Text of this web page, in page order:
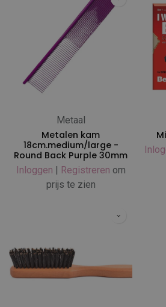
Metaal
Metalen kam
18cm.medium/large -
Round Back Purple 30mm
Inloggen | Registreren om
prijs te zien